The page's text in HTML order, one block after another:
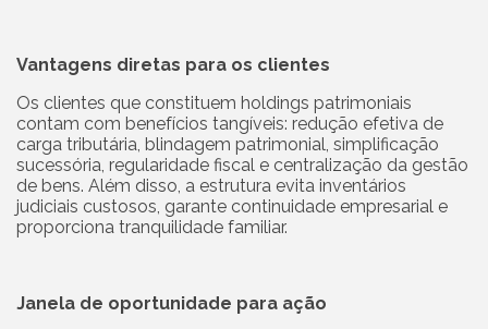
Vantagens diretas para os clientes
Os clientes que constituem holdings patrimoniais
contam com benefícios tangíveis: redução efetiva de
carga tributária, blindagem patrimonial, simplificação
sucessória, regularidade fiscal e centralização da gestão
de bens. Além disso, a estrutura evita inventários
judiciais custosos, garante continuidade empresarial e
proporciona tranquilidade familiar.
Janela de oportunidade para ação